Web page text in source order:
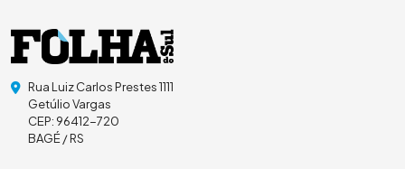
Rua Luiz Carlos Prestes 1111
Getúlio Vargas
CEP: 96412-720
BAGÉ / RS